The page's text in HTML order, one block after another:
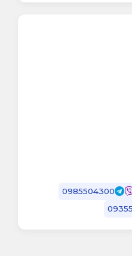
0985504300